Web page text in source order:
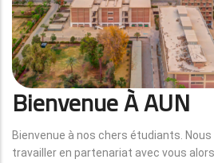
Bienvenue À AUN
Bienvenue à nos chers étudiants.
travailler en partenariat avec vous